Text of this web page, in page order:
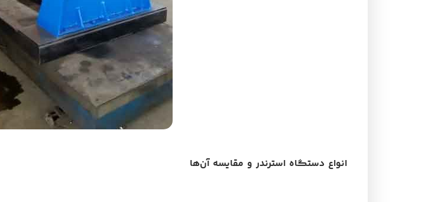
انواع دستگاه استرندر و مقایسه آن‌ها